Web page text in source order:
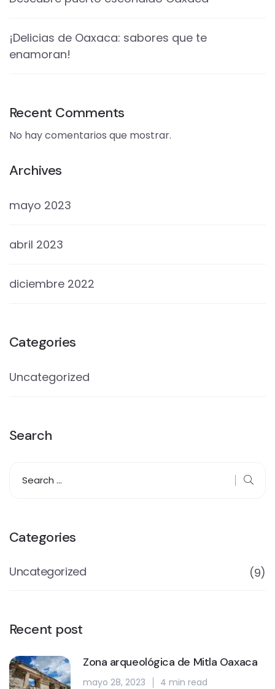
¡Delicias de Oaxaca: sabores que te
enamoran!
Recent Comments
No hay comentarios que mostrar.
Archives
mayo 2023
abril 2023
diciembre 2022
Categories
Uncategorized
Search
Categories
Uncategorized (9)
Recent post
Zona arqueológica de Mitla Oaxaca
mayo 28, 2023 4 min read